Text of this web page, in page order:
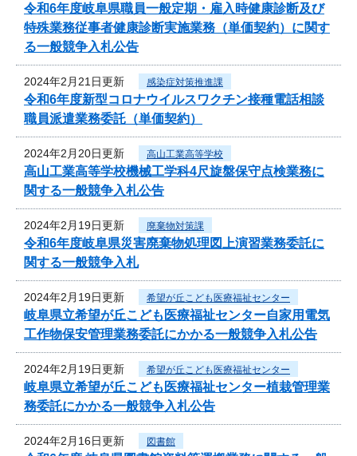
令和6年度岐阜県職員一般定期・雇入時健康診断及び
特殊業務従事者健康診断実施業務（単価契約）に関す
る一般競争入札公告
2024年2月21日更新 感染症対策推進課
令和6年度新型コロナウイルスワクチン接種電話相談
職員派遣業務委託（単価契約）
2024年2月20日更新 高山工業高等学校
高山工業高等学校機械工学科4尺旋盤保守点検業務に
関する一般競争入札公告
2024年2月19日更新 廃棄物対策課
令和6年度岐阜県災害廃棄物処理図上演習業務委託に
関する一般競争入札
2024年2月19日更新 希望が丘こども医療福祉センター
岐阜県立希望が丘こども医療福祉センター自家用電気
工作物保安管理業務委託にかかる一般競争入札公告
2024年2月19日更新 希望が丘こども医療福祉センター
岐阜県立希望が丘こども医療福祉センター植栽管理業
務委託にかかる一般競争入札公告
2024年2月16日更新 図書館